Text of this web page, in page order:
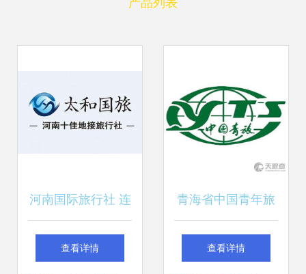
产品列表
河南国际旅行社 连
接中原与世界的桥
查看详情
青海省中国青年旅
行社有限责任公司
查看详情